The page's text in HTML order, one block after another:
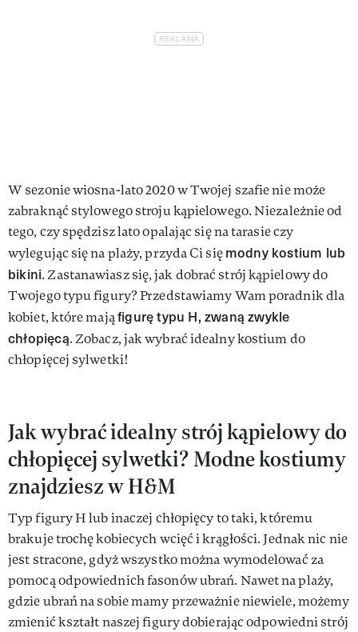
W sezonie wiosna-lato 2020 w Twojej szafie nie może
zabraknąć stylowego stroju kąpielowego. Niezależnie od
tego, czy spędzisz lato opalając się na tarasie czy
wylegując się na plaży, przyda Ci sięmodny kostium lub
bikini. Zastanawiasz się, jak dobrać strój kąpielowy do
Twojego typu figury? Przedstawiamy Wam poradnik dla
kobiet, które mająfigurę typu H, zwaną zwykle
chłopięcą. Zobacz, jak wybrać idealny kostium do
chłopięcej sylwetki!
Jak wybrać idealny strój kąpielowy do
chłopięcej sylwetki? Modne kostiumy
znajdziesz w H&M
Typ figury H lub inaczej chłopięcy to taki, któremu
brakuje trochę kobiecych wcięć i krągłości. Jednak nic nie
jest stracone, gdyż wszystko można wymodelować za
pomocą odpowiednich fasonów ubrań. Nawet na plaży,
gdzie ubrań na sobie mamy przeważnie niewiele, możemy
zmienić kształt naszej figury dobierając odpowiedni strój